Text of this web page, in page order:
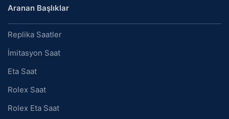
Aranan Başlıklar
Replika Saatler
İmitasyon Saat
Eta Saat
Rolex Saat
Rolex Eta Saat